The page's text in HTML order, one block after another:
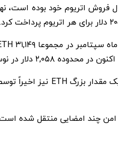
چند امضایی منتقل شده